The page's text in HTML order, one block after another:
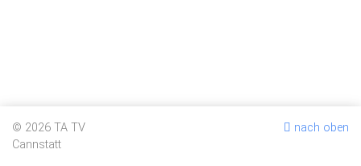
© 2026 TA TV
Cannstatt
nach oben